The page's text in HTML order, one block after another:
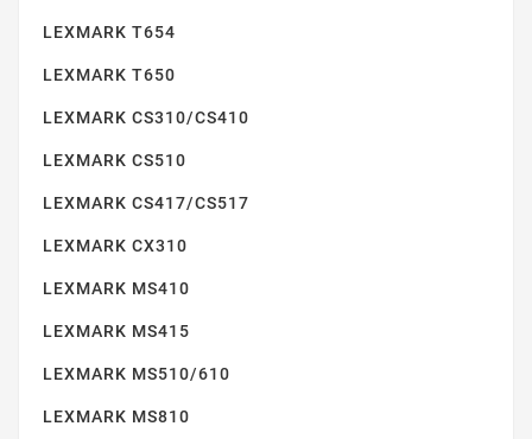
LEXMARK T654
LEXMARK T650
LEXMARK CS310/CS410
LEXMARK CS510
LEXMARK CS417/CS517
LEXMARK CX310
LEXMARK MS410
LEXMARK MS415
LEXMARK MS510/610
LEXMARK MS810